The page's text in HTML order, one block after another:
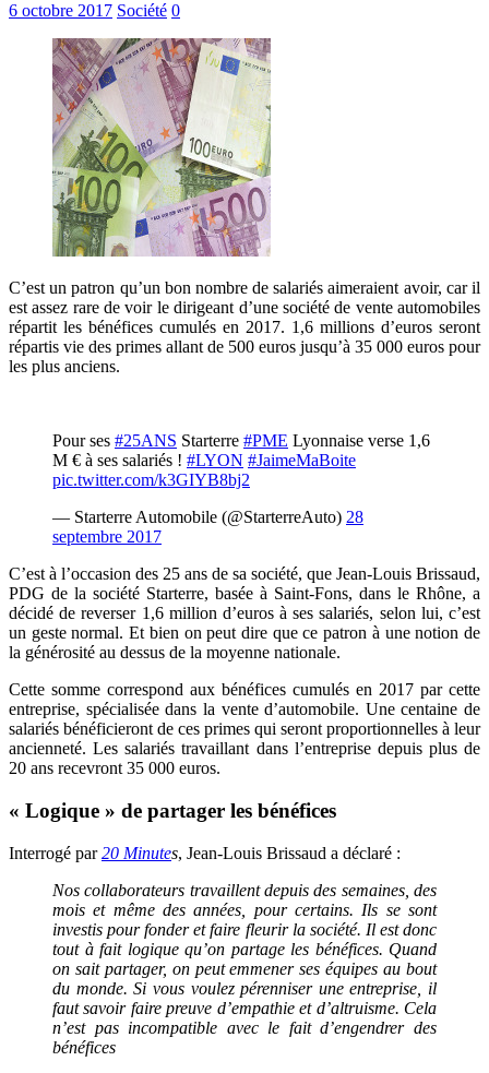
6 octobre 2017 Société 0
C’est un patron qu’un bon nombre de salariés aimeraient avoir, car il
est assez rare de voir le dirigeant d’une société de vente automobiles
répartit les bénéfices cumulés en 2017. 1,6 millions d’euros seront
répartis vie des primes allant de 500 euros jusqu’à 35 000 euros pour
les plus anciens.
Pour ses #25ANS Starterre #PME Lyonnaise verse 1,6
M € à ses salariés ! #LYON #JaimeMaBoite
pic.twitter.com/k3GIYB8bj2
— Starterre Automobile (@StarterreAuto) 28
septembre 2017
C’est à l’occasion des 25 ans de sa société, que Jean-Louis Brissaud,
PDG de la société Starterre, basée à Saint-Fons, dans le Rhône, a
décidé de reverser 1,6 million d’euros à ses salariés, selon lui, c’est
un geste normal. Et bien on peut dire que ce patron à une notion de
la générosité au dessus de la moyenne nationale.
Cette somme correspond aux bénéfices cumulés en 2017 par cette
entreprise, spécialisée dans la vente d’automobile. Une centaine de
salariés bénéficieront de ces primes qui seront proportionnelles à leur
ancienneté. Les salariés travaillant dans l’entreprise depuis plus de
20 ans recevront 35 000 euros.
« Logique » de partager les bénéfices
Interrogé par20 Minutes, Jean-Louis Brissaud a déclaré :
Nos collaborateurs travaillent depuis des semaines, des
mois et même des années, pour certains. Ils se sont
investis pour fonder et faire fleurir la société. Il est donc
tout à fait logique qu’on partage les bénéfices. Quand
on sait partager, on peut emmener ses équipes au bout
du monde. Si vous voulez pérenniser une entreprise, il
faut savoir faire preuve d’empathie et d’altruisme. Cela
n’est pas incompatible avec le fait d’engendrer des
bénéfices